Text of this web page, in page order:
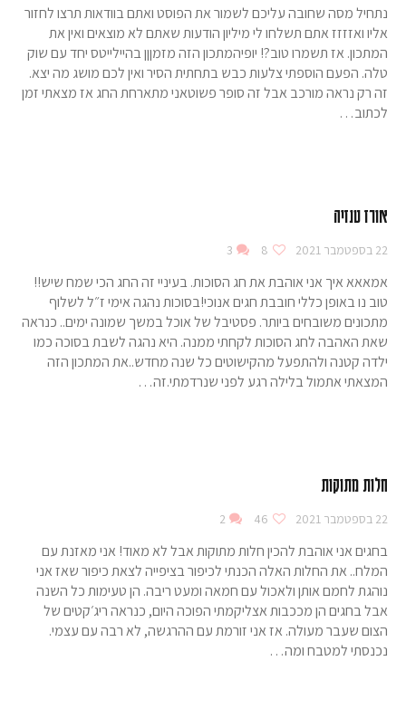
נתחיל מסה שחובה עליכם לשמור את הפוסט ואתם בוודאות תרצו לחזור
אליו ואזזזז אתם תשלחו לי מיליון הודעות שאתם לא מוצאים ואין את
המתכון. אז תשמרו טוב?! יופיהמתכון הזה מזמןןן בהיילייטס יחד עם שוק
טלה. הפעם הוספתי צלעות כבש בתחתית הסיר ואין לכם מושג מה יצא.
זה רק נראה מורכב אבל זה סופר פשוטאני מתארחת החג אז מצאתי זמן
לכתוב…
אורז טנזיה
22 בספטמבר 2021 8
3
אמאאא איך אני אוהבת את חג הסוכות. בעיניי זה החג הכי שמח שיש!!
טוב נו באופן כללי חובבת חגים אנוכי!בסוכות נהגה אימי ז״ל לשלוף
מתכונים משובחים ביותר. פסטיבל של אוכל במשך שמונה ימים.. כנראה
שאת האהבה לחג הסוכות לקחתי ממנה. היא נהגה לשבת בסוכה כמו
ילדה קטנה ולהתפעל מהקישוטים כל שנה מחדש..את המתכון הזה
המצאתי אתמול בלילה רגע לפני שנרדמתי.זה…
חלות מתוקות
22 בספטמבר 2021 46
2
בחגים אני אוהבת להכין חלות מתוקות אבל לא מאוד! אני מאזנת עם
המלח.. את החלות האלה הכנתי לכיפור בציפייה לצאת כיפור שאז אני
נוהגת לחמם אותן ולאכול עם חמאה ומעט ריבה. הן טעימות כל השנה
אבל בחגים הן מככבות אצליקמתי הפוכה היום, כנראה ריג׳קטים של
הצום שעבר מעולה. אז אני זורמת עם ההרגשה, לא רבה עם עצמי.
נכנסתי למטבח ומה…